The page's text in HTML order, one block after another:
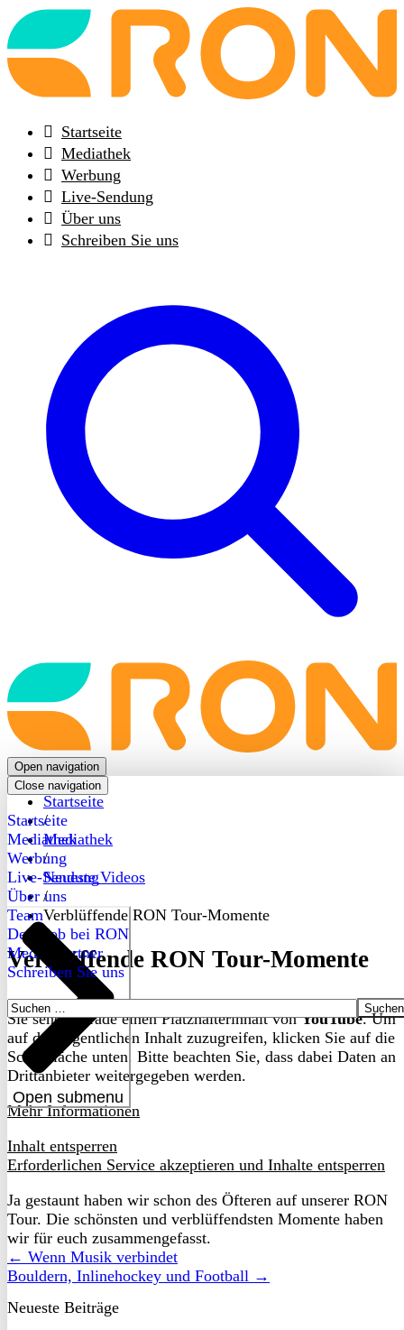
Back
to
frontpage
Startseite
Mediathek
Werbung
Live-Sendung
Über uns
Schreiben Sie uns
Back
to
frontpage
Open navigation
Close navigation
Startseite
Mediathek
Werbung
Live-Sendung
Über uns
Open submenu
Team
Dein Job bei RON
Medienpartner
Schreiben Sie uns
Suchen
nach:
Startseite
/
Mediathek
/
Neueste Videos
/
Verblüffende RON Tour-Momente
Verblüffende RON Tour-Momente
Sie sehen gerade einen Platzhalterinhalt vonYouTube. Um
auf den eigentlichen Inhalt zuzugreifen, klicken Sie auf die
Schaltfläche unten. Bitte beachten Sie, dass dabei Daten an
Drittanbieter weitergegeben werden.
Mehr Informationen
Inhalt entsperren
Erforderlichen Service akzeptieren und Inhalte entsperren
Ja gestaunt haben wir schon des Öfteren auf unserer RON
Tour. Die schönsten und verblüffendsten Momente haben
wir für euch zusammengefasst.
← Wenn Musik verbindet
Bouldern, Inlinehockey und Football →
Neueste Beiträge